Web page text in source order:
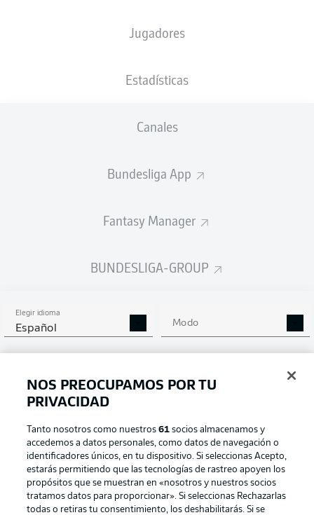
Jugadores
Estadísticas
Canales
Bundesliga App
Fantasy Manager
BUNDESLIGA-GROUP
Elegir idioma
Español Modo
Iniciar sesión SESIÓN
Football as it's meant to be
NOS PREOCUPAMOS POR TU
PRIVACIDAD
Tanto nosotros como nuestros61 socios almacenamos y
accedemos a datos personales, como datos de navegación o
identificadores únicos, en tu dispositivo. Si seleccionas Acepto,
estarás permitiendo que las tecnologías de rastreo apoyen los
propósitos que se muestran en «nosotros y nuestros socios
tratamos datos para proporcionar». Si seleccionas Rechazarlas
todas o retiras tu consentimiento, los deshabilitarás. Si se